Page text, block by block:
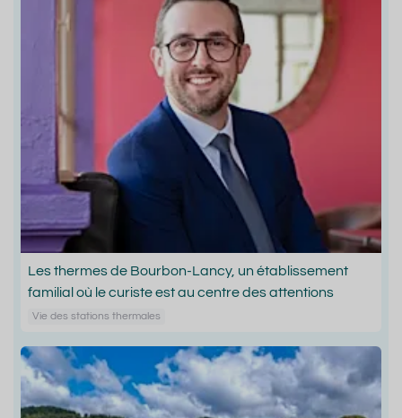
Les thermes de Bourbon-Lancy, un établissement
familial où le curiste est au centre des attentions
Vie des stations thermales